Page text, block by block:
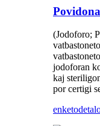
(Jodoforo;
jodoforan
kaj
por certigi
enketo